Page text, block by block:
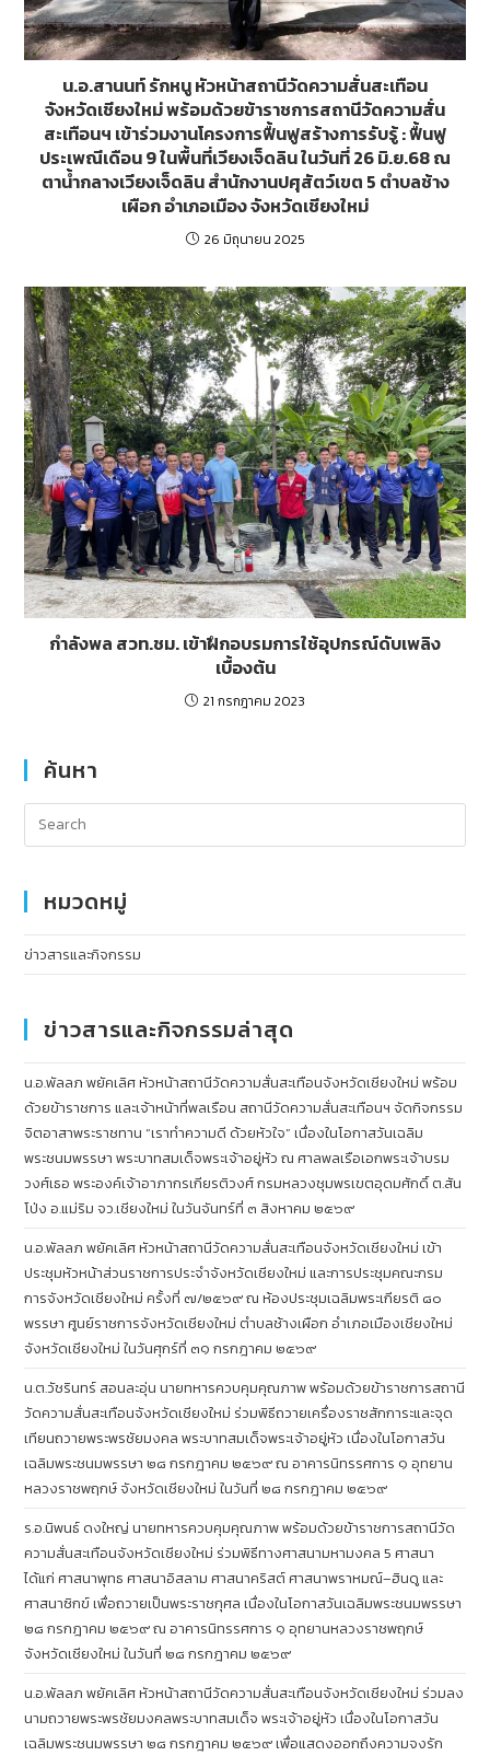
น.อ.สานนท์ รักหนู หัวหน้าสถานีวัดความสั่นสะเทือน
จังหวัดเชียงใหม่ พร้อมด้วยข้าราชการสถานีวัดความสั่น
สะเทือนฯ เข้าร่วมงานโครงการฟื้นฟูสร้างการรับรู้ : ฟื้นฟู
ประเพณีเดือน 9 ในพื้นที่เวียงเจ็ดลิน ในวันที่ 26 มิ.ย.68 ณ
ตาน้ำกลางเวียงเจ็ดลิน สำนักงานปศุสัตว์เขต 5 ตำบลช้าง
เผือก อำเภอเมือง จังหวัดเชียงใหม่
26 มิถุนายน 2025
กำลังพล สวท.ชม. เข้าฝึกอบรมการใช้อุปกรณ์ดับเพลิง
เบื้องต้น
21 กรกฎาคม 2023
ค้นหา
หมวดหมู่
ข่าวสารและกิจกรรม
ข่าวสารและกิจกรรมล่าสุด
น.อ.พัลลภ พยัคเลิศ หัวหน้าสถานีวัดความสั่นสะเทือนจังหวัดเชียงใหม่ พร้อม
ด้วยข้าราชการ และเจ้าหน้าที่พลเรือน สถานีวัดความสั่นสะเทือนฯ จัดกิจกรรม
จิตอาสาพระราชทาน “เราทำความดี ด้วยหัวใจ” เนื่องในโอกาสวันเฉลิม
พระชนมพรรษา พระบาทสมเด็จพระเจ้าอยู่หัว ณ ศาลพลเรือเอกพระเจ้าบรม
วงศ์เธอ พระองค์เจ้าอาภากรเกียรติวงศ์ กรมหลวงชุมพรเขตอุดมศักดิ์ ต.สัน
โป่ง อ.แม่ริม จว.เชียงใหม่ ในวันจันทร์ที่ ๓ สิงหาคม ๒๕๖๙
น.อ.พัลลภ พยัคเลิศ หัวหน้าสถานีวัดความสั่นสะเทือนจังหวัดเชียงใหม่ เข้า
ประชุมหัวหน้าส่วนราชการประจำจังหวัดเชียงใหม่ และการประชุมคณะกรม
การจังหวัดเชียงใหม่ ครั้งที่ ๗/๒๕๖๙ ณ ห้องประชุมเฉลิมพระเกียรติ ๘๐
พรรษา ศูนย์ราชการจังหวัดเชียงใหม่ ตำบลช้างเผือก อำเภอเมืองเชียงใหม่
จังหวัดเชียงใหม่ ในวันศุกร์ที่ ๓๑ กรกฎาคม ๒๕๖๙
น.ต.วัชรินทร์ สอนละอุ่น นายทหารควบคุมคุณภาพ พร้อมด้วยข้าราชการสถานี
วัดความสั่นสะเทือนจังหวัดเชียงใหม่ ร่วมพิธีถวายเครื่องราชสักการะและจุด
เทียนถวายพระพรชัยมงคล พระบาทสมเด็จพระเจ้าอยู่หัว เนื่องในโอกาสวัน
เฉลิมพระชนมพรรษา ๒๘ กรกฎาคม ๒๕๖๙ ณ อาคารนิทรรศการ ๑ อุทยาน
หลวงราชพฤกษ์ จังหวัดเชียงใหม่ ในวันที่ ๒๘ กรกฎาคม ๒๕๖๙
ร.อ.นิพนธ์ ดงใหญ่ นายทหารควบคุมคุณภาพ พร้อมด้วยข้าราชการสถานีวัด
ความสั่นสะเทือนจังหวัดเชียงใหม่ ร่วมพิธีทางศาสนามหามงคล 5 ศาสนา
ได้แก่ ศาสนาพุทธ ศาสนาอิสลาม ศาสนาคริสต์ ศาสนาพราหมณ์–ฮินดู และ
ศาสนาซิกข์ เพื่อถวายเป็นพระราชกุศล เนื่องในโอกาสวันเฉลิมพระชนมพรรษา
๒๘ กรกฎาคม ๒๕๖๙ ณ อาคารนิทรรศการ ๑ อุทยานหลวงราชพฤกษ์
จังหวัดเชียงใหม่ ในวันที่ ๒๘ กรกฎาคม ๒๕๖๙
น.อ.พัลลภ พยัคเลิศ หัวหน้าสถานีวัดความสั่นสะเทือนจังหวัดเชียงใหม่ ร่วมลง
นามถวายพระพรชัยมงคลพระบาทสมเด็จ พระเจ้าอยู่หัว เนื่องในโอกาสวัน
เฉลิมพระชนมพรรษา ๒๘ กรกฎาคม ๒๕๖๙ เพื่อแสดงออกถึงความจงรัก